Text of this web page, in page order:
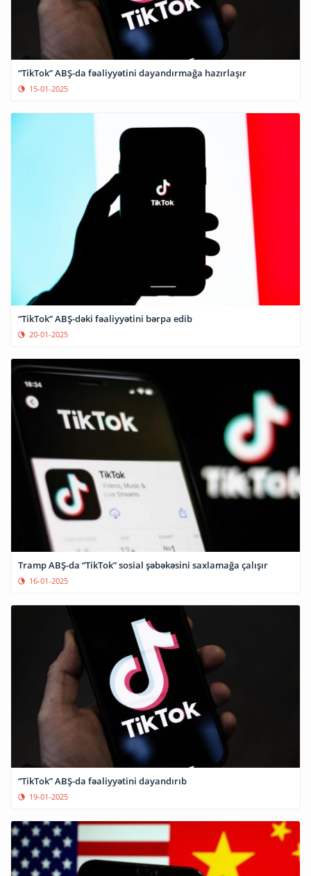
“TikTok” ABŞ-da fəaliyyətini dayandırmağa hazırlaşır
15-01-2025
“TikTok” ABŞ-dəki fəaliyyətini bərpa edib
20-01-2025
Tramp ABŞ-da “TikTok” sosial şəbəkəsini saxlamağa çalışır
16-01-2025
“TikTok” ABŞ-da fəaliyyətini dayandırıb
19-01-2025